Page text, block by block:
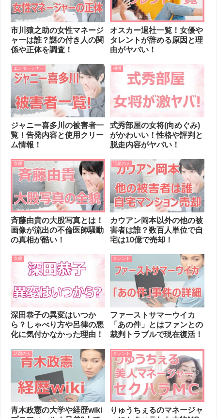
市川猿之助の女性マネージ
ャーは誰？謎の付き人の関
係や正体を調査！
オスカー退社一覧！女優や
タレントが辞める原因と理
由がヤバい！
エンターテナー
ジャニー喜多川の被害者一
覧！告発内容と使用クリー
ム情報！
相撲
式秀部屋の女将(向めぐみ)
がかわいい！性格や評判と
脱走内容がヤバい！
女優
斉藤由貴の大股写真とは！
画像が流出の不倫医師騒動
の真相が酷い！
話題の人
カウアン岡本以外の他の被
害者は誰？数百人単位で自
宅は10億で売却！
女優
深田恭子の異変はいつか
ら？しゃべり方や呂律の悪
化に気付かなかった理由！
タレント
ファーストサマーウイカ
「あの件」とはファンとの
裁判トラブルで現在復活！
話題の人
青木政憲の大学や経歴wiki
タレント
りゅうちぇるのマネージャ